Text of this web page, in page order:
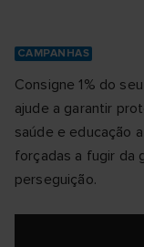
CAMPANHAS
Consigne 1% do
ajude a garantir
saúde e educação
forçadas a fugir da
perseguição.